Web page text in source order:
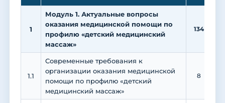
1
Модуль 1. Актуальные вопросы
оказания медицинской помощи по
профилю «детский медицинский
массаж»
134
1.1
Современные требования к
организации оказания медицинской
помощи по профилю «детский
медицинский массаж»
8